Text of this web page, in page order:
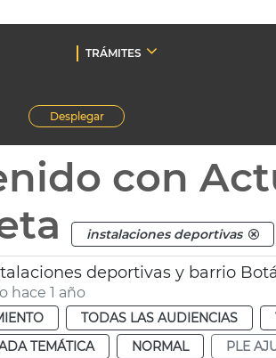
TRÁMITES
Desplegar
con
instalaciones deportivas
deportivas y barrio
hace 1 año
TODAS LAS AUDIENCIAS
TEMÁTICA
NORMAL PLE